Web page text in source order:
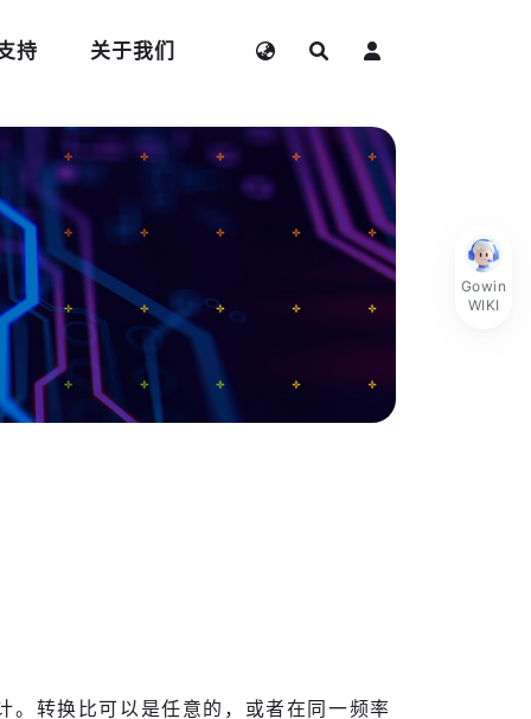
持 关于我们
转换比可以是任意的，或者在同一频率
Gowin
WIKI